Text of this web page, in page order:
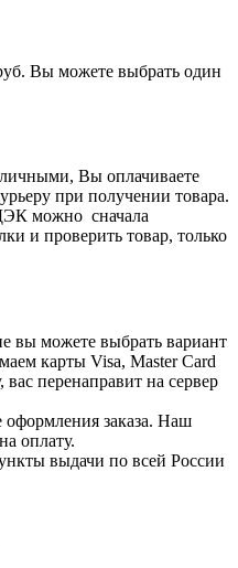
Вы можете выбрать один
Вы оплачиваете
при получении товара.
можно сначала
и проверить товар, только
вы можете выбрать вариант
карты Visa, Master Card
перенаправит на сервер
заказа. Наш
оплату.
выдачи по всей России